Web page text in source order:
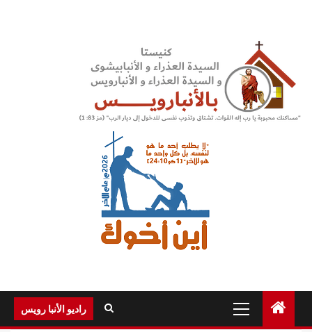
Menu
راديو الأنبا رويس